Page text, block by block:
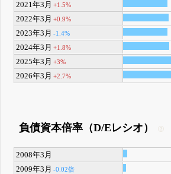
2021年3月 +1.5%
2022年3月 +0.9%
2023年3月 -1.4%
2024年3月 +1.8%
2025年3月 +3%
2026年3月 +2.7%
負債資本倍率（D/Eレシオ）
2008年3月
2009年3月 -0.02倍